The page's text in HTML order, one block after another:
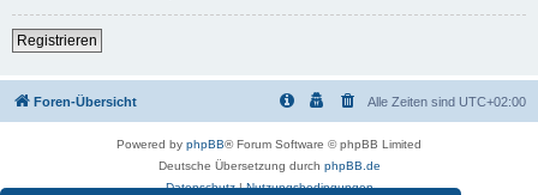
Registrieren
Foren-Übersicht Alle Zeiten sind UTC+02:00
Powered by phpBB® Forum Software © phpBB Limited
Deutsche Übersetzung durch phpBB.de
Datenschutz|Nutzungsbedingungen